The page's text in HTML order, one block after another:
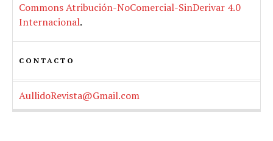
Commons Atribución-NoComercial-SinDerivar 4.0
Internacional.
CONTACTO
AullidoRevista@Gmail.com